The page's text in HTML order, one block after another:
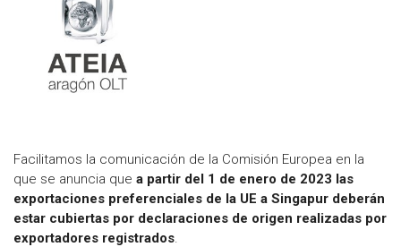
Facilitamos la comunicación de la Comisión Europea en la
que se anuncia que a partir del 1 de enero de 2023 las
exportaciones preferenciales de la UE a Singapur deberán
estar cubiertas por declaraciones de origen realizadas por
exportadores registrados.